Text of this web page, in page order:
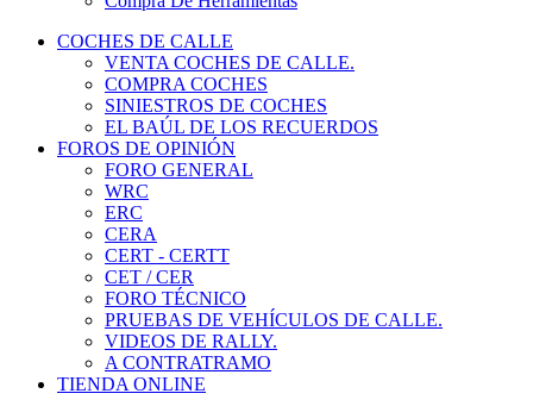
COCHES DE CALLE
VENTA COCHES DE CALLE.
COMPRA COCHES
SINIESTROS DE COCHES
EL BAÚL DE LOS RECUERDOS
FOROS DE OPINIÓN
FORO GENERAL
WRC
ERC
CERA
CERT - CERTT
CET / CER
FORO TÉCNICO
PRUEBAS DE VEHÍCULOS DE CALLE.
VIDEOS DE RALLY.
A CONTRATRAMO
TIENDA ONLINE
NUEVO ANUNCIO